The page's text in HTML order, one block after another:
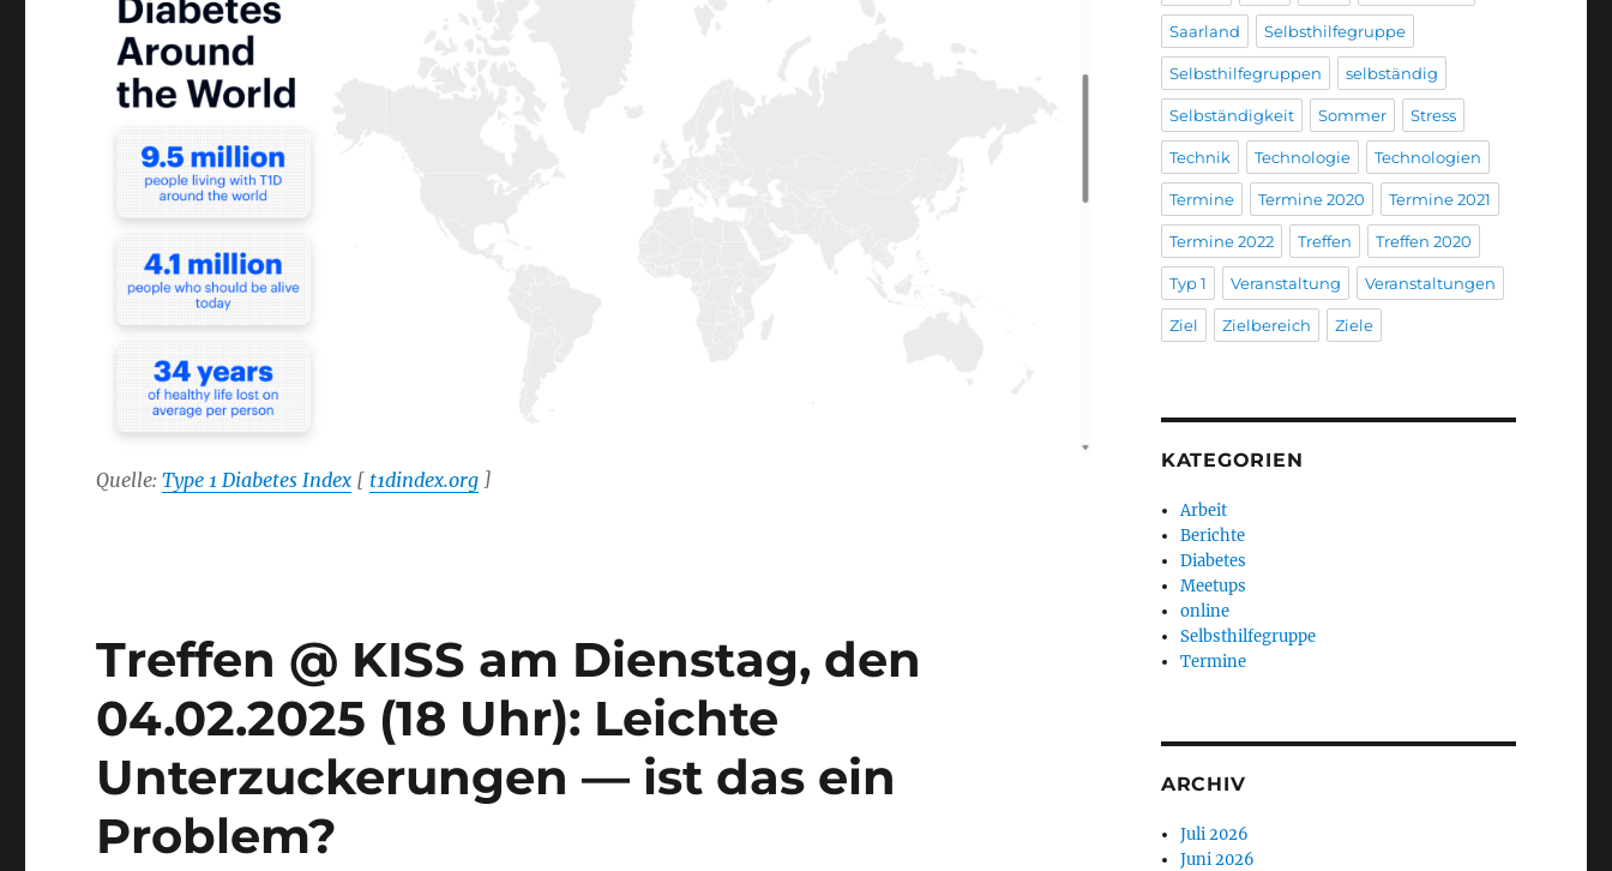
Quelle:Type 1 Diabetes Index [ t1dindex.org ]
Treffen @ KISS am Dienstag, den
04.02.2025 (18 Uhr): Leichte
Unterzuckerungen — ist das ein
Problem?
Saarland Selbsthilfegruppe
Selbsthilfegruppen selbständig
Selbständigkeit Sommer Stress
Technik Technologie Technologien
Termine Termine 2020 Termine 2021
Termine 2022 Treffen Treffen 2020
Typ 1 Veranstaltung Veranstaltungen
Ziel Zielbereich Ziele
KATEGORIEN
Arbeit
Berichte
Diabetes
Meetups
online
Selbsthilfegruppe
Termine
ARCHIV
Juli 2026
Juni 2026